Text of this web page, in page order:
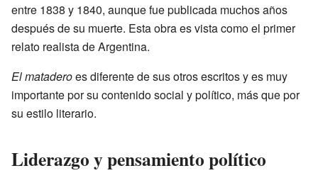
entre 1838 y 1840, aunque fue publicada muchos años
después de su muerte. Esta obra es vista como el primer
relato realista de Argentina.
El mataderoes diferente de sus otros escritos y es muy
importante por su contenido social y político, más que por
su estilo literario.
Liderazgo y pensamiento político